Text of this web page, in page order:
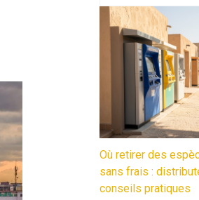
Où retirer des
sans frais :
conseils pratiques